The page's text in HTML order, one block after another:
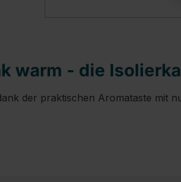
warm - die
der praktischen Aromataste mit